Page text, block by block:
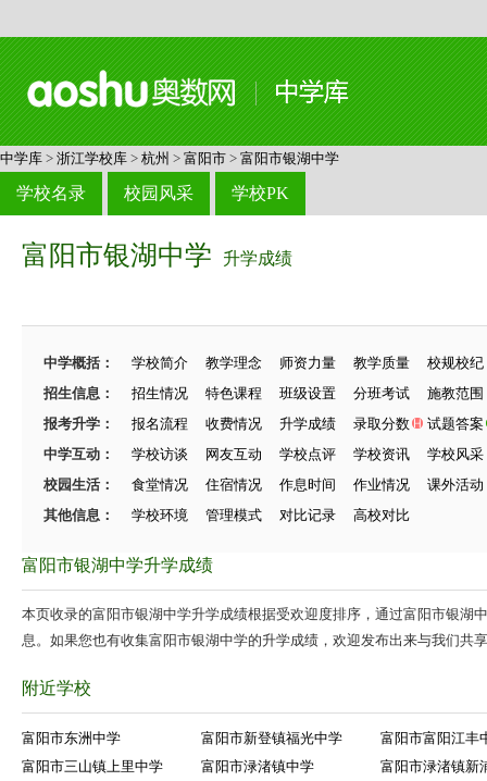
中学库 > 浙江学校库 > 杭州 > 富阳市 > 富阳市银湖中学
学校名录 校园风采 学校PK
富阳市银湖中学 升学成绩
中学概括： 学校简介 教学理念 师资力量 教学质量
校规校纪
招生信息：
招生情况 特色课程 班级设置 分班考试
施教范围
报考升学：
报名流程 收费情况 升学成绩 录取分数
试题答案
中学互动：
学校访谈 网友互动 学校点评 学校资讯
学校风采
校园生活：
食堂情况 住宿情况 作息时间 作业情况
课外活动
其他信息：
学校环境 管理模式 对比记录 高校对比
富阳市银湖中学升学成绩
本页收录的富阳市银湖中学升学成绩根据受欢迎度排序，通过富阳市银湖
息。如果您也有收集富阳市银湖中学的升学成绩，欢迎发布出来与我们共
附近学校
富阳市东洲中学 富阳市新登镇福光中学
富阳市富阳江丰
富阳市三山镇上里中学
富阳市渌渚镇中学
富阳市渌渚镇新